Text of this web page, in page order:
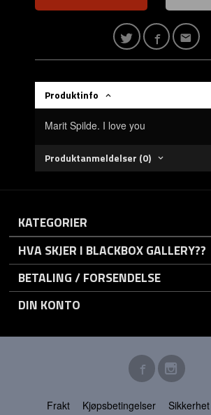
Produktinfo
Marit Spilde. I love you
Produktanmeldelser (0)
KATEGORIER
HVA SKJER I BLACKBOX GALLERY??
BETALING / FORSENDELSE
DIN KONTO
Frakt Kjøpsbetingelser